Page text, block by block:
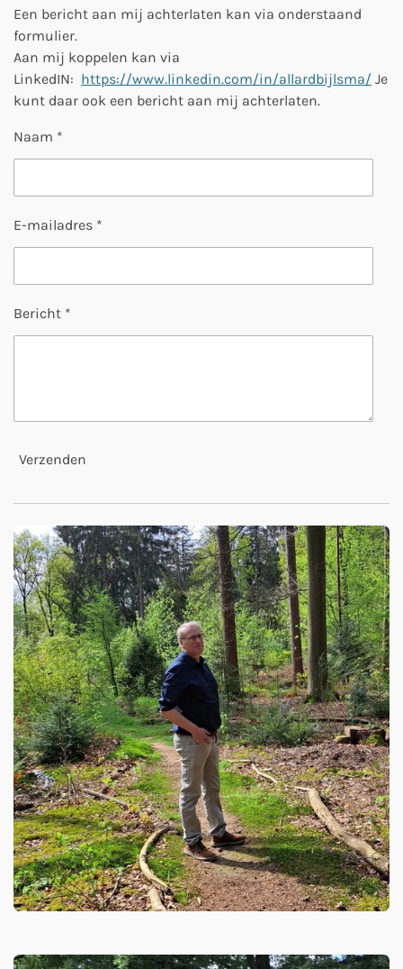
Een bericht aan mij achterlaten kan via onderstaand
formulier.
Aan mij koppelen kan via
LinkedIN: https://www.linkedin.com/in/allardbijlsma/ Je
kunt daar ook een bericht aan mij achterlaten.
Naam *
E-mailadres *
Bericht *
Verzenden